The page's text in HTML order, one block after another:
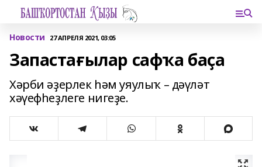
Новости 27 АПРЕЛЯ 2021, 03:05
Запастағылар сафҡа баҫа
Хәрби әҙерлек һәм уяулыҡ – дәүләт
хәүефһеҙлеге нигеҙе.